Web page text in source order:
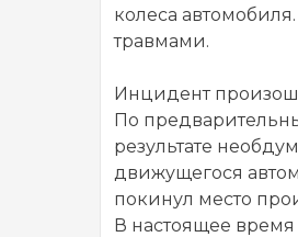
колеса
травмами.
Инцидент
По
результате
движущегося
покинул место
В настоящее